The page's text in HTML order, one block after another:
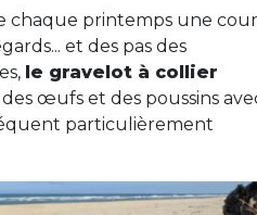
chaque printemps une
et des pas des
le gravelot à collier
œufs et des poussins
particulièrement